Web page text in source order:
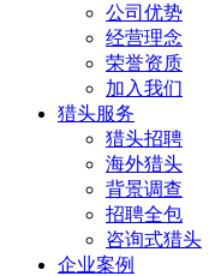
公司优势
经营理念
荣誉资质
加入我们
猎头服务
猎头招聘
海外猎头
背景调查
招聘全包
咨询式猎头
企业案例